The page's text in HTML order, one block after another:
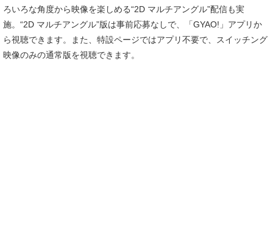
ろいろな角度から映像を楽しめる“2D マルチアングル”配信も実
施。“2D マルチアングル”版は事前応募なしで、「GYAO!」アプリか
ら視聴できます。また、特設ページではアプリ不要で、スイッチング
映像のみの通常版を視聴できます。